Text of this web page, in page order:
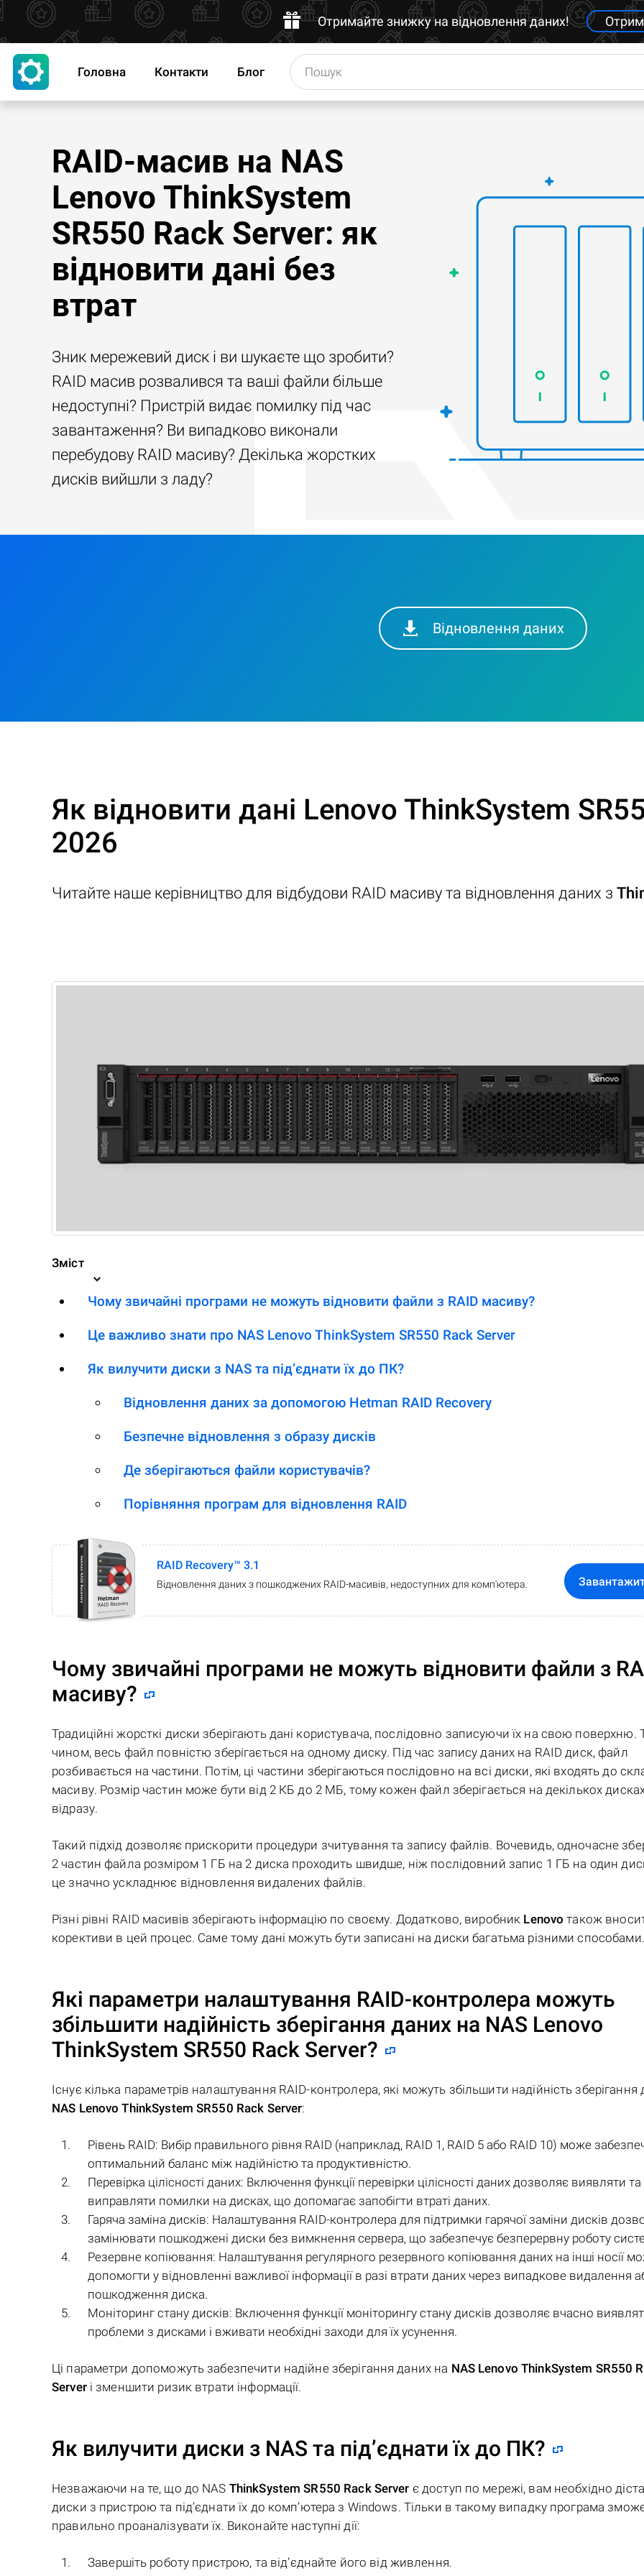
Отримайте знижку на відновлення даних!
Головна Контакти Блог
RAID-масив на NAS
Lenovo ThinkSystem
SR550 Rack Server: як
відновити дані без
втрат
Зник мережевий диск і ви шукаєте що зробити?
RAID масив розвалився та ваші файли більше
недоступні? Пристрій видає помилку під час
завантаження? Ви випадково виконали
перебудову RAID масиву? Декілька жорстких
дисків вийшли з ладу?
Відновлення даних
Як відновити дані Lenovo ThinkSystem
2026
Читайте наше керівництво для відбудови RAID масиву та відновлення даних з
Зміст
Чому звичайні програми не можуть відновити файли з RAID масиву?
Це важливо знати про NAS Lenovo ThinkSystem SR550 Rack Server
Як вилучити диски з NAS та під’єднати їх до ПК?
Відновлення даних за допомогою Hetman RAID Recovery
Безпечне відновлення з образу дисків
Де зберігаються файли користувачів?
Порівняння програм для відновлення RAID
RAID Recovery™ 3.1
Відновлення даних з пошкоджених RAID-масивів, недоступних для комп'ютера.
Чому звичайні програми не можуть відновити файли з
масиву?
Традиційні жорсткі диски зберігають дані користувача, послідовно записуючи їх на свою поверхню.
чином, весь файл повністю зберігається на одному диску. Під час запису даних на RAID диск, файл
розбивається на частини. Потім, ці частини зберігаються послідовно на всі диски, які входять до
масиву. Розмір частин може бути від 2 КБ до 2 МБ, тому кожен файл зберігається на декількох
відразу.
Такий підхід дозволяє прискорити процедури зчитування та запису файлів. Вочевидь, одночасне
2 частин файла розміром 1 ГБ на 2 диска проходить швидше, ніж послідовний запис 1 ГБ на один
це значно ускладнює відновлення видалених файлів.
Різні рівні RAID масивів зберігають інформацію по своєму. Додатково, виробник Lenovo також
корективи в цей процес. Саме тому дані можуть бути записані на диски багатьма різними способами.
Які параметри налаштування RAID-контролера можуть
збільшити надійність зберігання даних на NAS Lenovo
ThinkSystem SR550 Rack Server?
Існує кілька параметрів налаштування RAID-контролера, які можуть збільшити надійність зберігання
NAS Lenovo ThinkSystem SR550 Rack Server:
Рівень RAID: Вибір правильного рівня RAID (наприклад, RAID 1, RAID 5 або RAID 10) може
оптимальний баланс між надійністю та продуктивністю.
Перевірка цілісності даних: Включення функції перевірки цілісності даних дозволяє виявляти та
виправляти помилки на дисках, що допомагає запобігти втраті даних.
Гаряча заміна дисків: Налаштування RAID-контролера для підтримки гарячої заміни дисків
замінювати пошкоджені диски без вимкнення сервера, що забезпечує безперервну роботу
Резервне копіювання: Налаштування регулярного резервного копіювання даних на інші носії
допомогти у відновленні важливої інформації в разі втрати даних через випадкове видалення
пошкодження диска.
Моніторинг стану дисків: Включення функції моніторингу стану дисків дозволяє вчасно
проблеми з дисками і вживати необхідні заходи для їх усунення.
Ці параметри допоможуть забезпечити надійне зберігання даних на NAS Lenovo ThinkSystem SR550
Serverі зменшити ризик втрати інформації.
Як вилучити диски з NAS та під’єднати їх до ПК?
Незважаючи на те, що до NAS ThinkSystem SR550 Rack Server є доступ по мережі, вам необхідно
диски з пристрою та під’єднати їх до комп’ютера з Windows. Тільки в такому випадку програма
правильно проаналізувати їх. Виконайте наступні дії:
Завершіть роботу пристрою, та від’єднайте його від живлення.